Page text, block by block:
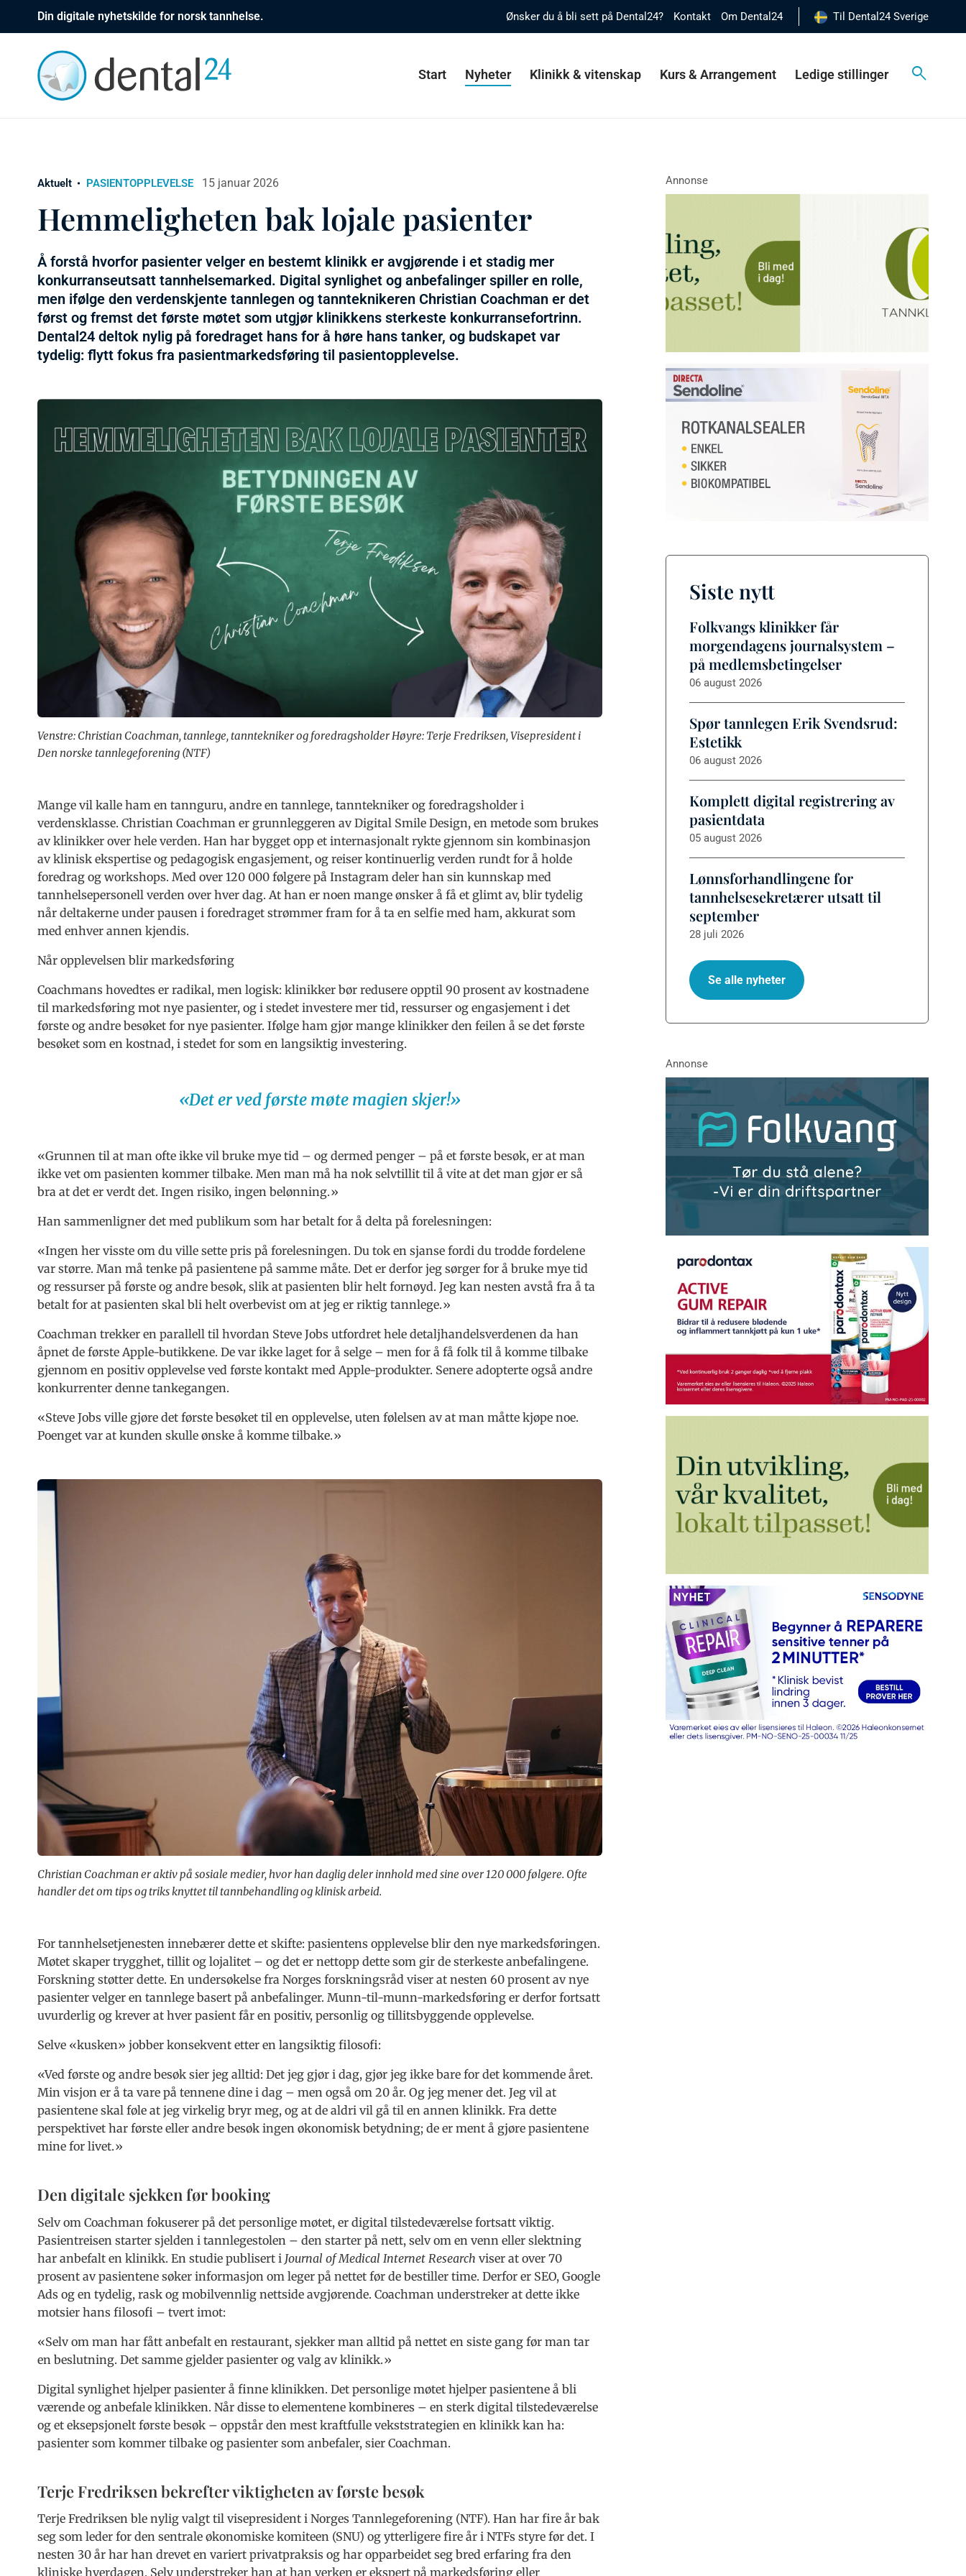
Din digitale nyhetskilde for norsk tannhelse. Ønsker du å bli sett på Dental24? Kontakt Om Dental24 Til Dental24 Sverige
Start Nyheter Klinikk & vitenskap Kurs & Arrangement Ledige stillinger
Aktuelt PASIENTOPPLEVELSE 15 januar 2026
Hemmeligheten bak lojale pasienter
Å forstå hvorfor pasienter velger en bestemt klinikk er avgjørende i et stadig mer
konkurranseutsatt tannhelsemarked. Digital synlighet og anbefalinger spiller en rolle,
men ifølge den verdenskjente tannlegen og tannteknikeren Christian Coachman er det
først og fremst det første møtet som utgjør klinikkens sterkeste konkurransefortrinn.
Dental24 deltok nylig på foredraget hans for å høre hans tanker, og budskapet var
tydelig: flytt fokus fra pasientmarkedsføring til pasientopplevelse.
Venstre: Christian Coachman, tannlege, tanntekniker og foredragsholder Høyre: Terje Fredriksen, Visepresident i
Den norske tannlegeforening (NTF)
Mange vil kalle ham en tannguru, andre en tannlege, tanntekniker og foredragsholder i
verdensklasse. Christian Coachman er grunnleggeren av Digital Smile Design, en metode som brukes
av klinikker over hele verden. Han har bygget opp et internasjonalt rykte gjennom sin kombinasjon
av klinisk ekspertise og pedagogisk engasjement, og reiser kontinuerlig verden rundt for å holde
foredrag og workshops. Med over 120 000 følgere på Instagram deler han sin kunnskap med
tannhelsepersonell verden over hver dag. At han er noen mange ønsker å få et glimt av, blir tydelig
når deltakerne under pausen i foredraget strømmer fram for å ta en selfie med ham, akkurat som
med enhver annen kjendis.
Når opplevelsen blir markedsføring
Coachmans hovedtes er radikal, men logisk: klinikker bør redusere opptil 90 prosent av kostnadene
til markedsføring mot nye pasienter, og i stedet investere mer tid, ressurser og engasjement i det
første og andre besøket for nye pasienter. Ifølge ham gjør mange klinikker den feilen å se det første
besøket som en kostnad, i stedet for som en langsiktig investering.
«Det er ved første møte magien skjer!»
«Grunnen til at man ofte ikke vil bruke mye tid – og dermed penger – på et første besøk, er at man
ikke vet om pasienten kommer tilbake. Men man må ha nok selvtillit til å vite at det man gjør er så
bra at det er verdt det. Ingen risiko, ingen belønning.»
Han sammenligner det med publikum som har betalt for å delta på forelesningen:
«Ingen her visste om du ville sette pris på forelesningen. Du tok en sjanse fordi du trodde fordelene
var større. Man må tenke på pasientene på samme måte. Det er derfor jeg sørger for å bruke mye tid
og ressurser på første og andre besøk, slik at pasienten blir helt fornøyd. Jeg kan nesten avstå fra å ta
betalt for at pasienten skal bli helt overbevist om at jeg er riktig tannlege.»
Coachman trekker en parallell til hvordan Steve Jobs utfordret hele detaljhandelsverdenen da han
åpnet de første Apple-butikkene. De var ikke laget for å selge – men for å få folk til å komme tilbake
gjennom en positiv opplevelse ved første kontakt med Apple-produkter. Senere adopterte også andre
konkurrenter denne tankegangen.
«Steve Jobs ville gjøre det første besøket til en opplevelse, uten følelsen av at man måtte kjøpe noe.
Poenget var at kunden skulle ønske å komme tilbake.»
Christian Coachman er aktiv på sosiale medier, hvor han daglig deler innhold med sine over 120 000 følgere. Ofte
handler det om tips og triks knyttet til tannbehandling og klinisk arbeid.
For tannhelsetjenesten innebærer dette et skifte: pasientens opplevelse blir den nye markedsføringen.
Møtet skaper trygghet, tillit og lojalitet – og det er nettopp dette som gir de sterkeste anbefalingene.
Forskning støtter dette. En undersøkelse fra Norges forskningsråd viser at nesten 60 prosent av nye
pasienter velger en tannlege basert på anbefalinger. Munn-til-munn-markedsføring er derfor fortsatt
uvurderlig og krever at hver pasient får en positiv, personlig og tillitsbyggende opplevelse.
Selve «kusken» jobber konsekvent etter en langsiktig filosofi:
«Ved første og andre besøk sier jeg alltid: Det jeg gjør i dag, gjør jeg ikke bare for det kommende året.
Min visjon er å ta vare på tennene dine i dag – men også om 20 år. Og jeg mener det. Jeg vil at
pasientene skal føle at jeg virkelig bryr meg, og at de aldri vil gå til en annen klinikk. Fra dette
perspektivet har første eller andre besøk ingen økonomisk betydning; de er ment å gjøre pasientene
mine for livet.»
Den digitale sjekken før booking
Selv om Coachman fokuserer på det personlige møtet, er digital tilstedeværelse fortsatt viktig.
Pasientreisen starter sjelden i tannlegestolen – den starter på nett, selv om en venn eller slektning
har anbefalt en klinikk. En studie publisert i Journal of Medical Internet Research viser at over 70
prosent av pasientene søker informasjon om leger på nettet før de bestiller time. Derfor er SEO, Google
Ads og en tydelig, rask og mobilvennlig nettside avgjørende. Coachman understreker at dette ikke
motsier hans filosofi – tvert imot:
«Selv om man har fått anbefalt en restaurant, sjekker man alltid på nettet en siste gang før man tar
en beslutning. Det samme gjelder pasienter og valg av klinikk.»
Digital synlighet hjelper pasienter å finne klinikken. Det personlige møtet hjelper pasientene å bli
værende og anbefale klinikken. Når disse to elementene kombineres – en sterk digital tilstedeværelse
og et eksepsjonelt første besøk – oppstår den mest kraftfulle vekststrategien en klinikk kan ha:
pasienter som kommer tilbake og pasienter som anbefaler, sier Coachman.
Terje Fredriksen bekrefter viktigheten av første besøk
Terje Fredriksen ble nylig valgt til visepresident i Norges Tannlegeforening (NTF). Han har fire år bak
seg som leder for den sentrale økonomiske komiteen (SNU) og ytterligere fire år i NTFs styre før det. I
nesten 30 år har han drevet en variert privatpraksis og har opparbeidet seg bred erfaring fra den
kliniske hverdagen. Selv understreker han at han verken er ekspert på markedsføring eller
Siste nytt
Folkvangs klinikker får
morgendagens journalsystem –
på medlemsbetingelser
06 august 2026
Spør tannlegen Erik Svendsrud:
Estetikk
06 august 2026
Komplett digital registrering av
pasientdata
05 august 2026
Lønnsforhandlingene for
tannhelsesekretærer utsatt til
september
28 juli 2026
Se alle nyheter